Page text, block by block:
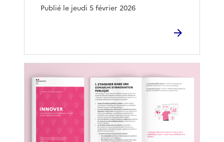
Publié le jeudi 5 février 2026